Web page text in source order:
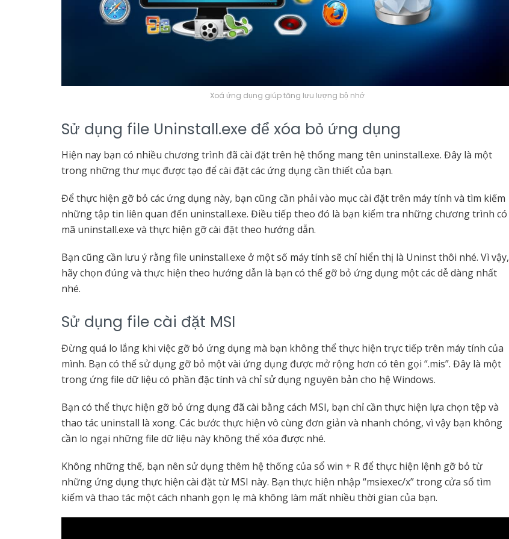
Xoá ứng dụng giúp tăng lưu lượng bộ nhớ
Sử dụng file Uninstall.exe để xóa bỏ ứng dụng
Hiện nay bạn có nhiều chương trình đã cài đặt trên hệ thống mang tên uninstall.exe. Đây là một
trong những thư mục được tạo để cài đặt các ứng dụng cần thiết của bạn.
Để thực hiện gỡ bỏ các ứng dụng này, bạn cũng cần phải vào mục cài đặt trên máy tính và tìm kiếm
những tập tin liên quan đến uninstall.exe. Điều tiếp theo đó là bạn kiểm tra những chương trình có
mã uninstall.exe và thực hiện gỡ cài đặt theo hướng dẫn.
Bạn cũng cần lưu ý rằng file uninstall.exe ở một số máy tính sẽ chỉ hiển thị là Uninst thôi nhé. Vì vậy,
hãy chọn đúng và thực hiện theo hướng dẫn là bạn có thể gỡ bỏ ứng dụng một các dễ dàng nhất
nhé.
Sử dụng file cài đặt MSI
Đừng quá lo lắng khi việc gỡ bỏ ứng dụng mà bạn không thể thực hiện trực tiếp trên máy tính của
mình. Bạn có thể sử dụng gỡ bỏ một vài ứng dụng được mở rộng hơn có tên gọi “.mis”. Đây là một
trong ứng file dữ liệu có phần đặc tính và chỉ sử dụng nguyên bản cho hệ Windows.
Bạn có thể thực hiện gỡ bỏ ứng dụng đã cài bằng cách MSI, bạn chỉ cần thực hiện lựa chọn tệp và
thao tác uninstall là xong. Các bước thực hiện vô cùng đơn giản và nhanh chóng, vì vậy bạn không
cần lo ngại những file dữ liệu này không thể xóa được nhé.
Không những thế, bạn nên sử dụng thêm hệ thống của sổ win + R để thực hiện lệnh gỡ bỏ từ
những ứng dụng thực hiện cài đặt từ MSI này. Bạn thực hiện nhập “msiexec/x” trong cửa sổ tìm
kiếm và thao tác một cách nhanh gọn lẹ mà không làm mất nhiều thời gian của bạn.